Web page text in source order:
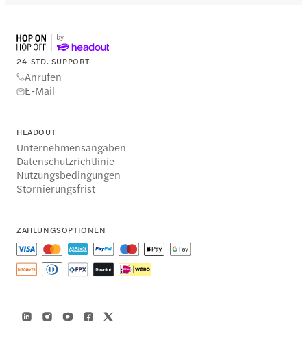
24-STD. SUPPORT
Anrufen
E-Mail
HEADOUT
Unternehmensangaben
Datenschutzrichtlinie
Nutzungsbedingungen
Stornierungsfrist
ZAHLUNGSOPTIONEN